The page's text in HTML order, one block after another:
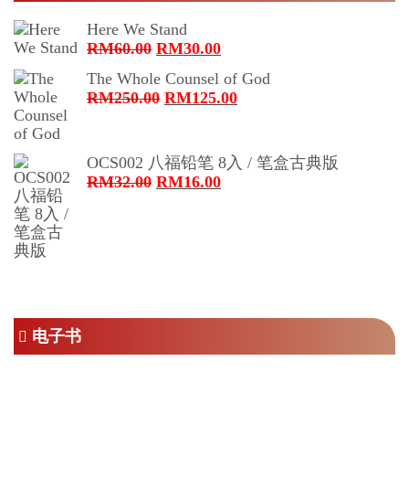
Here We Stand
RM60.00 原
为：
RM60.00。
RM30.00当
价
格
The Whole Counsel of God
RM250.00 原
RM250.00。
RM125.00当
格
OCS002 八福铅笔 8入 / 笔盒古典版
RM32.00 原
RM16.00当
电子书